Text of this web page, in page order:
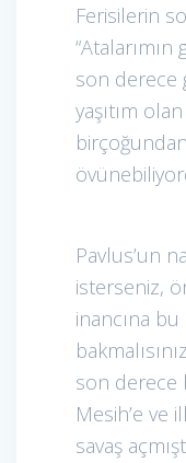
Ferisilerin
son derece
yaşıtım
Pavlus’un
isterseniz,
inancına
son derece
Mesih’e ve
savaş